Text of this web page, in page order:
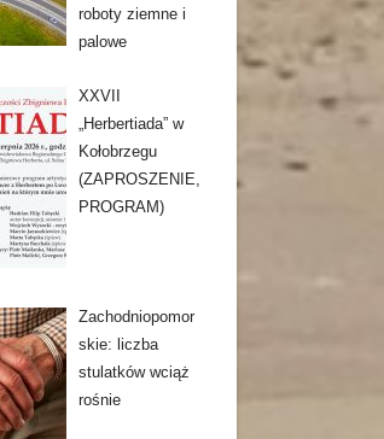
roboty ziemne i
palowe
XXVII
„Herbertiada” w
Kołobrzegu
(ZAPROSZENIE,
PROGRAM)
Zachodniopomor
skie: liczba
stulatków wciąż
rośnie